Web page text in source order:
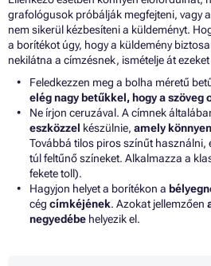
grafológusok próbálják megfejteni, vagy
nem sikerül kézbesíteni a küldeményt.
a borítékot úgy, hogy a küldemény
nekilátna a címzésnek, ismételje át
Feledkezzen meg a bolha méretű
elég nagy betűkkel, hogy a szöveg
Ne írjon ceruzával. A címnek
eszközzel készülnie, amely
Továbbá tilos piros színűt használni,
túl feltűnő színeket. Alkalmazza a
fekete toll).
Hagyjon helyet a borítékon a
cég címkéjének. Azokat jellemzően
negyedébe helyezik el.